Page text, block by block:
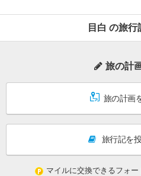
目白 の旅行
旅の計
旅の計画
旅行記を
マイルに交換できるフォ